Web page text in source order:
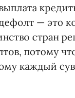
— это
стран
потому
каждый